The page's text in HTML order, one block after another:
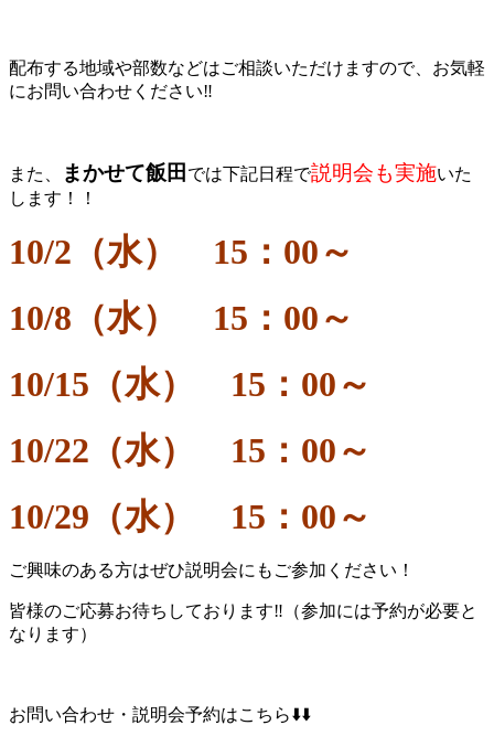
配布する地域や部数などはご相談いただけますので、お気軽
にお問い合わせください‼️
また、 まかせて飯田 では下記日程で説明会も実施いた
します！！
10/2（水） 15：00～
10/8（水） 15：00～
10/15（水） 15：00～
10/22 （水） 15：00～
10/29（水） 15：00～
ご興味のある方はぜひ説明会にもご参加ください！
皆様のご応募お待ちしております‼️（参加には予約が必要と
なります）
お問い合わせ・説明会予約はこちら⬇️⬇️